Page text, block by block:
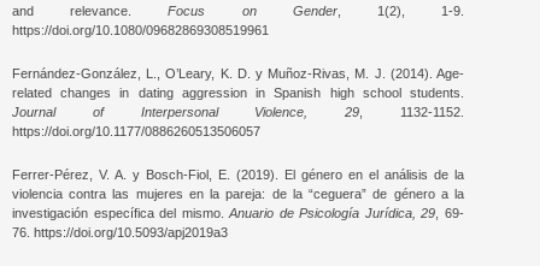
and relevance.Focus on Gender, 1(2), 1-9.
https://doi.org/10.1080/09682869308519961
Fernández-González, L., O’Leary, K. D. y Muñoz-Rivas, M. J. (2014). Age-
related changes in dating aggression in Spanish high school students.
Journal of Interpersonal Violence, 29 , 1132-1152.
https://doi.org/10.1177/0886260513506057
Ferrer-Pérez, V. A. y Bosch-Fiol, E. (2019). El género en el análisis de la
violencia contra las mujeres en la pareja: de la “ceguera” de género a la
investigación específica del mismo.Anuario de Psicología Jurídica, 29 , 69-
76. https://doi.org/10.5093/apj2019a3